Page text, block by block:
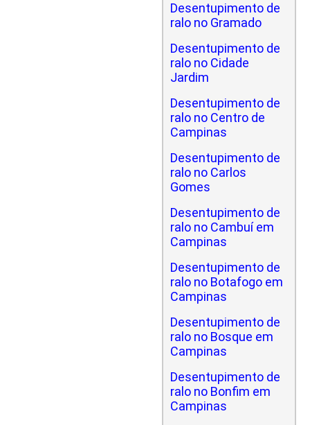
Desentupimento de
ralo no Gramado
Desentupimento de
ralo no Cidade
Jardim
Desentupimento de
ralo no Centro de
Campinas
Desentupimento de
ralo no Carlos
Gomes
Desentupimento de
ralo no Cambuí em
Campinas
Desentupimento de
ralo no Botafogo em
Campinas
Desentupimento de
ralo no Bosque em
Campinas
Desentupimento de
ralo no Bonfim em
Campinas